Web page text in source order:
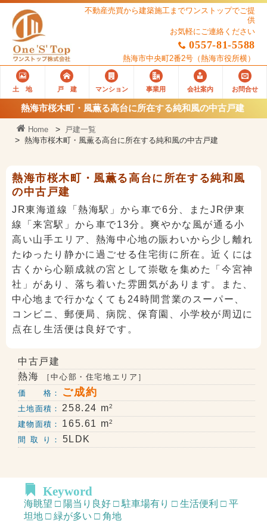
不動産売買から建築施工までワンストップでご提
供
お気軽にご連絡ください
0557-81-5588
熱海市中央町2番2号 （熱海市役所横）
土 地 戸 建 マンション 事業用 会社案内 お問合せ
熱海市桜木町・風薫る高台に所在する純和風の中古戸建
Home
戸建一覧
熱海市桜木町・風薫る高台に所在する純和風の中古戸建
熱海市桜木町・風薫る高台に所在する純和風
の中古戸建
JR東海道線「熱海駅」から車で6分、またJR伊東
線「来宮駅」から車で13分。爽やかな風が通る小
高い山手エリア、熱海中心地の賑わいから少し離れ
たゆったり静かに過ごせる住宅街に所在。近くには
古くから心願成就の宮として崇敬を集めた「今宮神
社」があり、落ち着いた雰囲気があります。また、
中心地まで行かなくても24時間営業のスーパー、
コンビニ、郵便局、病院、保育園、小学校が周辺に
点在し生活便は良好です。
中古戸建
熱海
［中心部・住宅地エリア］
価 格：
ご成約
土地面積： 258.24 m2
建物面積： 165.61 m2
間 取 り： 5LDK
Keyword
海眺望 □ 陽当り良好 □ 駐車場有り □ 生活便利 □ 平
坦地 □ 緑が多い □ 角地